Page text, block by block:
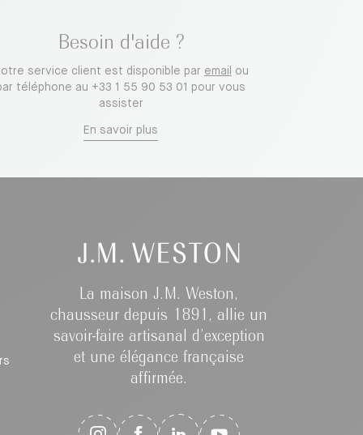
Besoin d'aide ?
service client est disponible par email
ou
téléphone au +33 1 55 90 53 01 pour vous
assister
En savoir plus
La maison J.M. Weston,
chausseur depuis 1891, allie un
savoir-faire artisanal d’exception
et une élégance française
affirmée.